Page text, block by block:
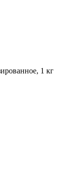
1 кг